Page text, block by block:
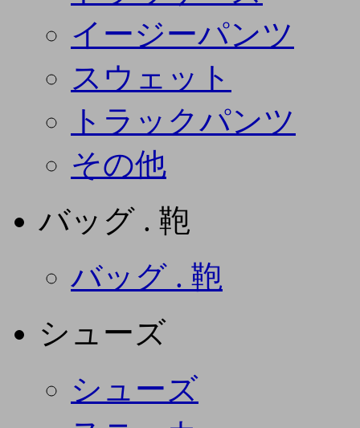
イージーパンツ
スウェット
トラックパンツ
その他
バッグ . 鞄
バッグ . 鞄
シューズ
シューズ